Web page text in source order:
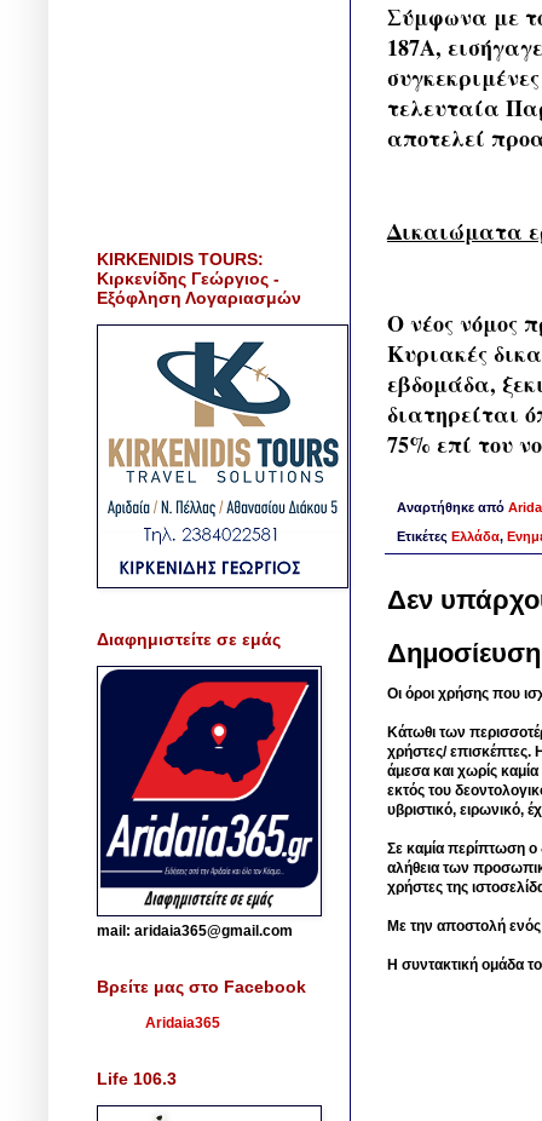
Σύμφωνα με
187Α,
τελευταία
αποτελεί
Δικαιώματα
Ο νέος νόμος
Κυριακές
εβδομάδα,
διατηρείται
75% επί του
Αναρτήθηκε από
Ετικέτες Ελλάδα,
Δεν
Οι όροι χρήσης που
Κάτωθι των
χρήστες/ επισκέπτες.
άμεσα και χωρίς
εκτός του
υβριστικό, ειρωνικό,
Σε καμία περίπτωση ο
αλήθεια των
χρήστες της
Με την αποστολή
Η συντακτική ομάδα
KIRKENIDIS TOURS:
Κιρκενίδης Γεώργιος -
Εξόφληση Λογαριασμών
Διαφημιστείτε σε εμάς
mail: aridaia365@gmail.com
Βρείτε μας στο Facebook
Aridaia365
Life 106.3